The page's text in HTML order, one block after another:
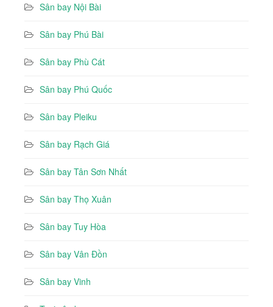
Sân bay Nội Bài
Sân bay Phú Bài
Sân bay Phù Cát
Sân bay Phú Quốc
Sân bay Pleiku
Sân bay Rạch Giá
Sân bay Tân Sơn Nhất
Sân bay Thọ Xuân
Sân bay Tuy Hòa
Sân bay Vân Đồn
Sân bay Vinh